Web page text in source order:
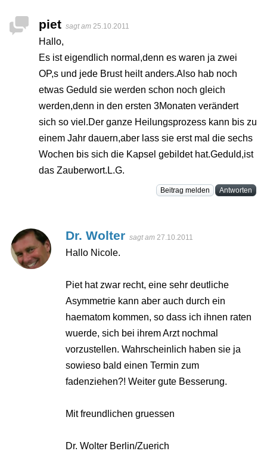
piet sagt am 25.10.2011
Hallo,
Es ist eigendlich normal,denn es waren ja zwei
OP,s und jede Brust heilt anders.Also hab noch
etwas Geduld sie werden schon noch gleich
werden,denn in den ersten 3Monaten verändert
sich so viel.Der ganze Heilungsprozess kann bis zu
einem Jahr dauern,aber lass sie erst mal die sechs
Wochen bis sich die Kapsel gebildet hat.Geduld,ist
das Zauberwort.L.G.
Beitrag melden Antworten
Dr. Wolter sagt am 27.10.2011
Hallo Nicole.
Piet hat zwar recht, eine sehr deutliche
Asymmetrie kann aber auch durch ein
haematom kommen, so dass ich ihnen raten
wuerde, sich bei ihrem Arzt nochmal
vorzustellen. Wahrscheinlich haben sie ja
sowieso bald einen Termin zum
fadenziehen?! Weiter gute Besserung.
Mit freundlichen gruessen
Dr. Wolter Berlin/Zuerich